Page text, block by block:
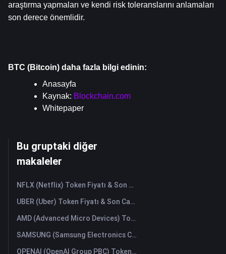
araştırma yapmaları ve kendi risk toleranslarını anlamaları
son derece önemlidir.
BTC (Bitcoin) daha fazla bilgi edinin:
Anasayfa
Kaynak: Blockchain.com
Whitepaper
Bu gruptaki diğer
makaleler
NFLX (Netflix) Token Fiyatı & Son Canlı Grafik
UBER (Uber) Token Fiyatı & Son Canlı Grafik
AMD (Advanced Micro Devices) Token Fiyatı & Son Canlı Grafik
SAMSUNG (Samsung Electronics Co., Ltd) Token Fiyatı & Son Canlı Grafik
OPENAI (OpenAI Group PBC) Token Fiyatı & Son Canlı Grafik